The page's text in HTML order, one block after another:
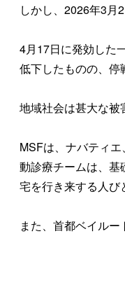
しかし、2026年3月
4月17日に発効した
低下したものの、停
地域社会は甚大な被
MSFは、ナバティ
動診療チームは、基
宅を行き来する人び
また、首都ベイル